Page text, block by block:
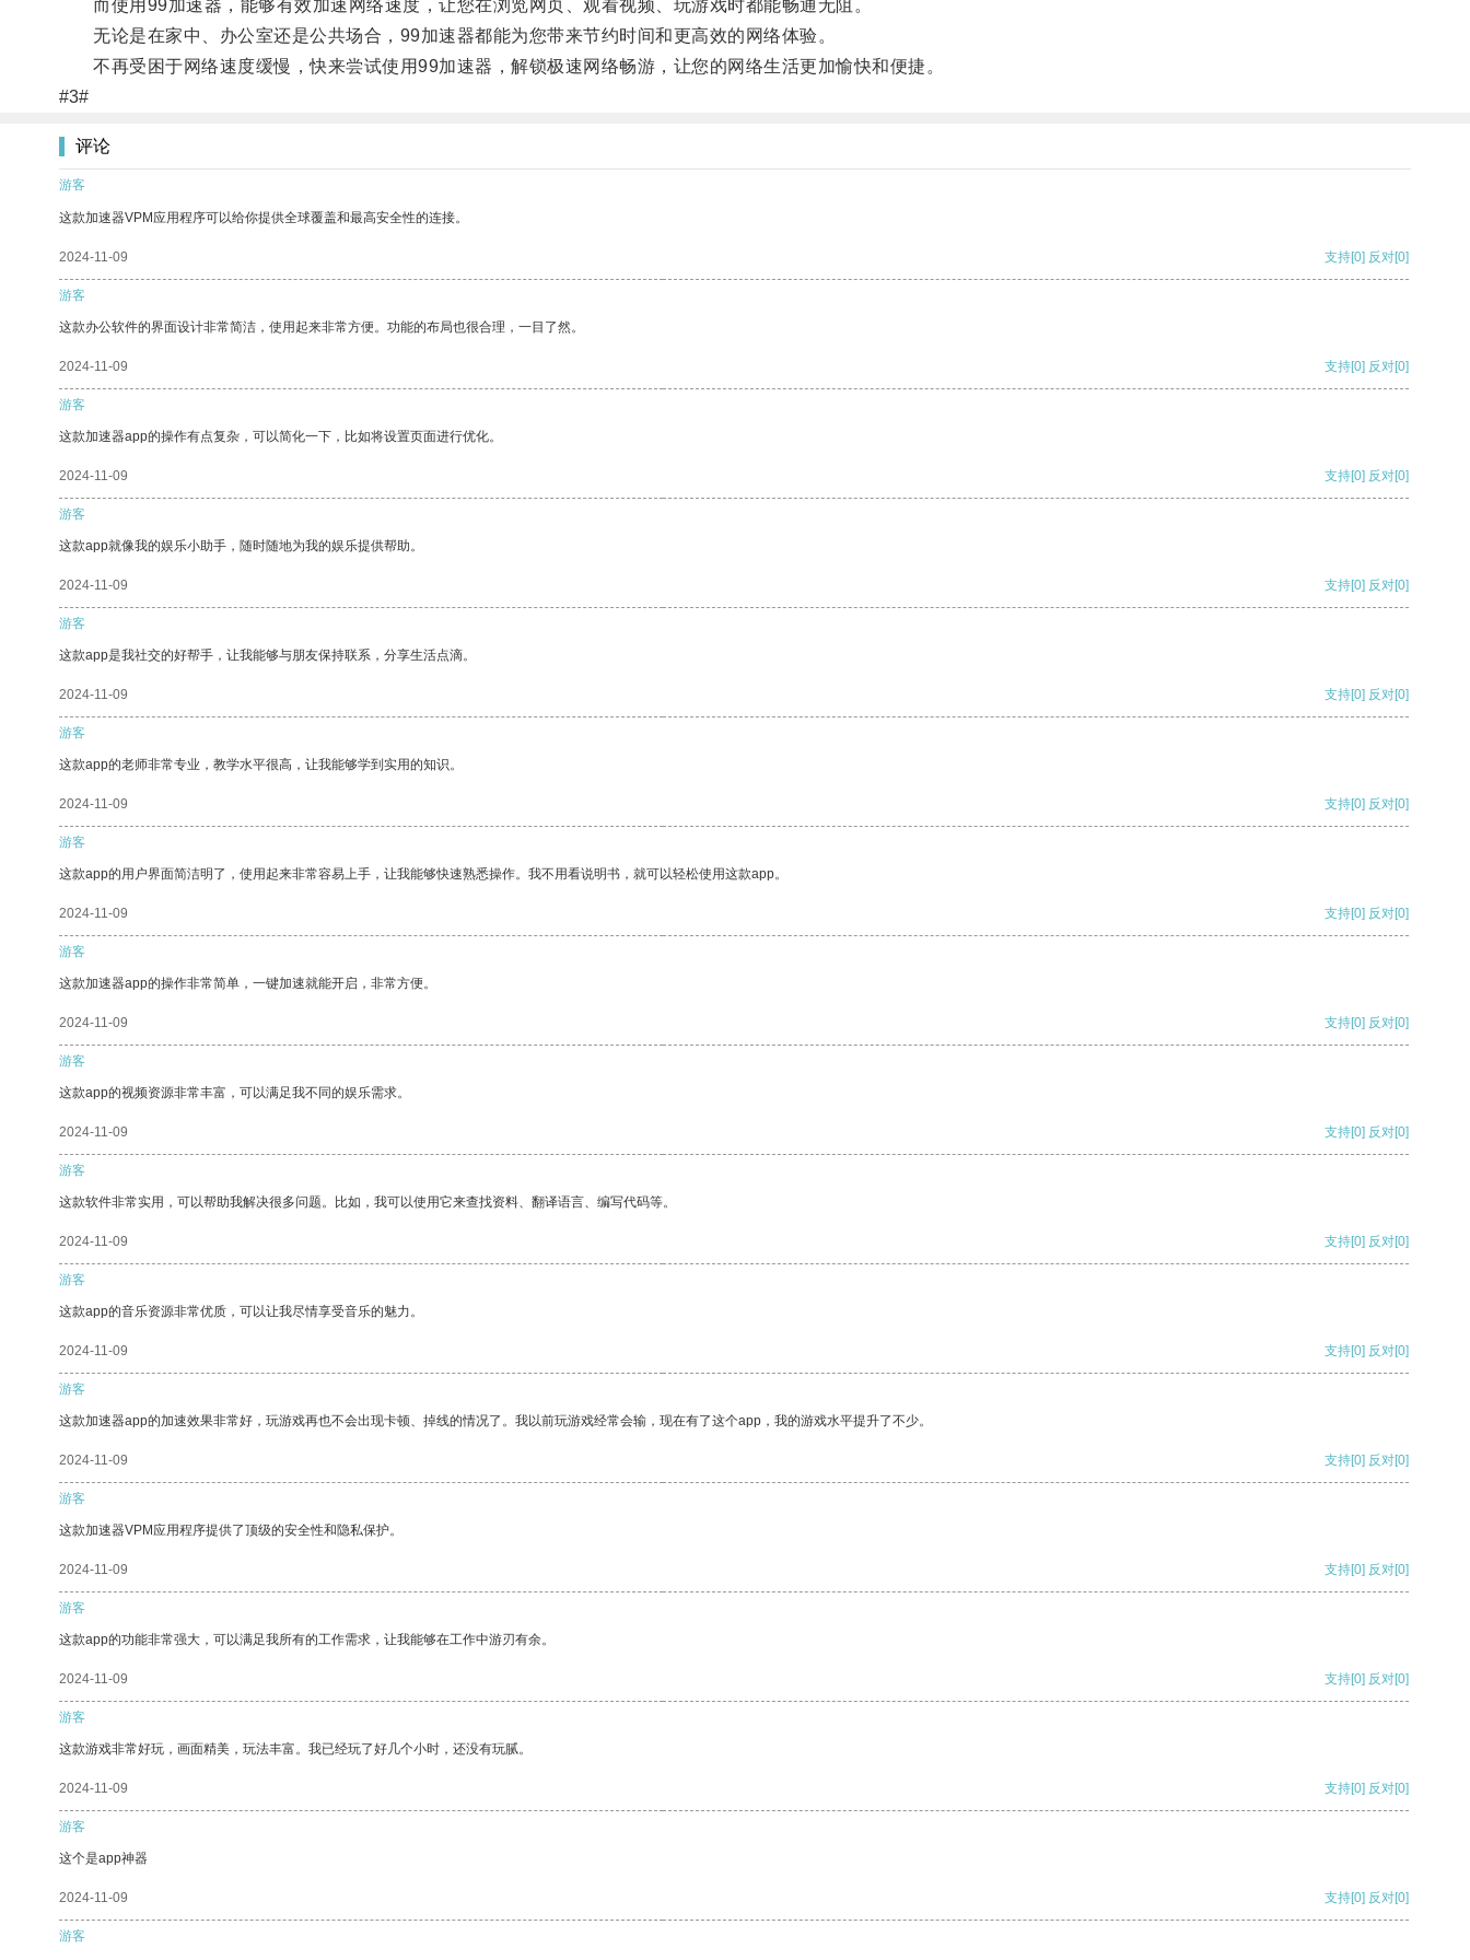
而使用99加速器，能够有效加速网络速度，让您在浏览网页、观看视频、玩游戏时都能畅通无阻。
无论是在家中、办公室还是公共场合，99加速器都能为您带来节约时间和更高效的网络体验。
不再受困于网络速度缓慢，快来尝试使用99加速器，解锁极速网络畅游，让您的网络生活更加愉快和便捷。
#3#
评论
游客
这款加速器VPM应用程序可以给你提供全球覆盖和最高安全性的连接。
2024-11-09 支持[0] 反对[0]
游客
这款办公软件的界面设计非常简洁，使用起来非常方便。功能的布局也很合理，一目了然。
2024-11-09 支持[0] 反对[0]
游客
这款加速器app的操作有点复杂，可以简化一下，比如将设置页面进行优化。
2024-11-09 支持[0] 反对[0]
游客
这款app就像我的娱乐小助手，随时随地为我的娱乐提供帮助。
2024-11-09 支持[0] 反对[0]
游客
这款app是我社交的好帮手，让我能够与朋友保持联系，分享生活点滴。
2024-11-09 支持[0] 反对[0]
游客
这款app的老师非常专业，教学水平很高，让我能够学到实用的知识。
2024-11-09 支持[0] 反对[0]
游客
这款app的用户界面简洁明了，使用起来非常容易上手，让我能够快速熟悉操作。我不用看说明书，就可以轻松使用这款app。
2024-11-09 支持[0] 反对[0]
游客
这款加速器app的操作非常简单，一键加速就能开启，非常方便。
2024-11-09 支持[0] 反对[0]
游客
这款app的视频资源非常丰富，可以满足我不同的娱乐需求。
2024-11-09 支持[0] 反对[0]
游客
这款软件非常实用，可以帮助我解决很多问题。比如，我可以使用它来查找资料、翻译语言、编写代码等。
2024-11-09 支持[0] 反对[0]
游客
这款app的音乐资源非常优质，可以让我尽情享受音乐的魅力。
2024-11-09 支持[0] 反对[0]
游客
这款加速器app的加速效果非常好，玩游戏再也不会出现卡顿、掉线的情况了。我以前玩游戏经常会输，现在有了这个app，我的游戏水平提升了不少。
2024-11-09 支持[0] 反对[0]
游客
这款加速器VPM应用程序提供了顶级的安全性和隐私保护。
2024-11-09 支持[0] 反对[0]
游客
这款app的功能非常强大，可以满足我所有的工作需求，让我能够在工作中游刃有余。
2024-11-09 支持[0] 反对[0]
游客
这款游戏非常好玩，画面精美，玩法丰富。我已经玩了好几个小时，还没有玩腻。
2024-11-09 支持[0] 反对[0]
游客
这个是app神器
2024-11-09 支持[0] 反对[0]
游客